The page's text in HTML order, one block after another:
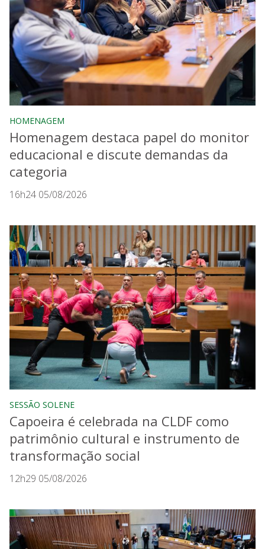
HOMENAGEM
Homenagem destaca papel do monitor
educacional e discute demandas da
categoria
16h24 05/08/2026
SESSÃO SOLENE
Capoeira é celebrada na CLDF como
patrimônio cultural e instrumento de
transformação social
12h29 05/08/2026